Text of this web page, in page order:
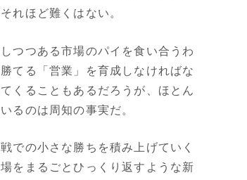
れほど難くはない。
つつある市場のパイを食い合うわ
てる「営業」を育成しなければな
くることもあるだろうが、ほとん
るのは周知の事実だ。
での小さな勝ちを積み上げていく
をまるごとひっくり返すような新